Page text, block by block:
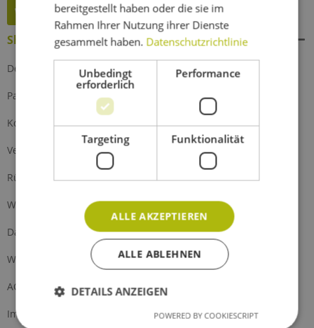
Widerruf erklären
Shop Service
Defektes Produkt
Partnerprogramm
Kontakt
Versand und Zahlung
Rückgabe
Widerrufsrecht
Datenschutz
Widerrufsformular
AGB
Impressum
bereitgestellt haben oder die sie im
Rahmen Ihrer Nutzung ihrer Dienste
gesammelt haben. Datenschutzrichtlinie
Unbedingt
erforderlich
Performance
Targeting Funktionalität
ALLE AKZEPTIEREN
ALLE ABLEHNEN
DETAILS ANZEIGEN
POWERED BY COOKIESCRIPT